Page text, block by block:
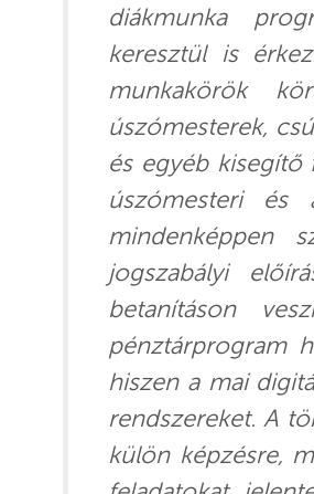
diákmunka
keresztül is
munkakörök
úszómesterek,
és egyéb kisegítő
úszómesteri és
mindenképpen
jogszabályi
betanításon
pénztárprogram
hiszen a mai
rendszereket. A
külön képzésre,